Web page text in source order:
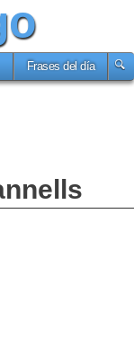
Frases del día